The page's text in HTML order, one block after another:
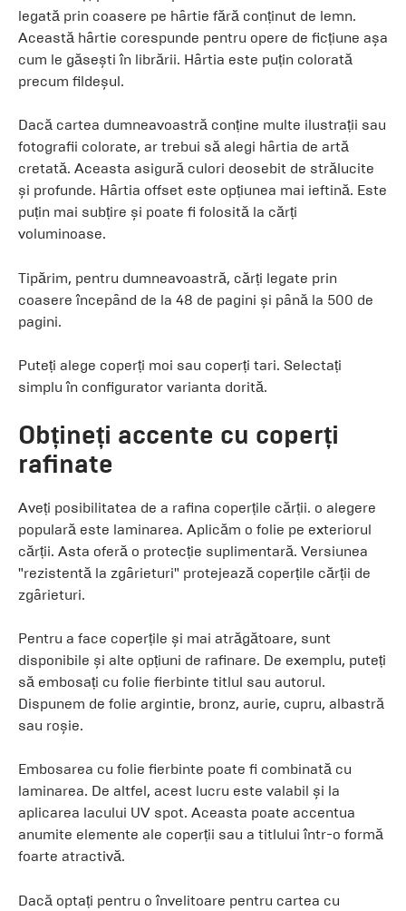
legată prin coasere pe hârtie fără conținut de lemn.
Această hârtie corespunde pentru opere de ficțiune așa
cum le găsești în librării. Hârtia este puțin colorată
precum fildeșul.
Dacă cartea dumneavoastră conține multe ilustrații sau
fotografii colorate, ar trebui să alegi hârtia de artă
cretată. Aceasta asigură culori deosebit de strălucite
și profunde. Hârtia offset este opțiunea mai ieftină. Este
puțin mai subțire și poate fi folosită la cărți
voluminoase.
Tipărim, pentru dumneavoastră, cărți legate prin
coasere începând de la 48 de pagini și până la 500 de
pagini.
Puteți alege coperți moi sau coperți tari. Selectați
simplu în configurator varianta dorită.
Obțineți accente cu coperți
rafinate
Aveți posibilitatea de a rafina coperțile cărții. o alegere
populară este laminarea. Aplicăm o folie pe exteriorul
cărții. Asta oferă o protecție suplimentară. Versiunea
"rezistentă la zgârieturi" protejează coperțile cărții de
zgârieturi.
Pentru a face coperțile și mai atrăgătoare, sunt
disponibile și alte opțiuni de rafinare. De exemplu, puteți
să embosați cu folie fierbinte titlul sau autorul.
Dispunem de folie argintie, bronz, aurie, cupru, albastră
sau roșie.
Embosarea cu folie fierbinte poate fi combinată cu
laminarea. De altfel, acest lucru este valabil și la
aplicarea lacului UV spot. Aceasta poate accentua
anumite elemente ale coperții sau a titlului într-o formă
foarte atractivă.
Dacă optați pentru o învelitoare pentru cartea cu